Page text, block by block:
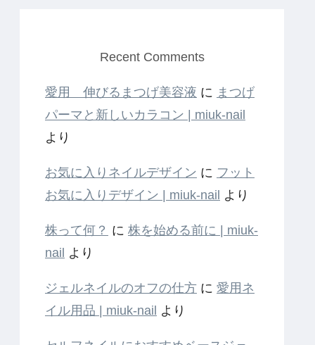
Recent Comments
愛用 伸びるまつげ美容液 に まつげ
パーマと新しいカラコン | miuk-nail
より
お気に入りネイルデザイン に フット
お気に入りデザイン | miuk-nail より
株って何？ に 株を始める前に | miuk-
nail より
ジェルネイルのオフの仕方 に 愛用ネ
イル用品 | miuk-nail より